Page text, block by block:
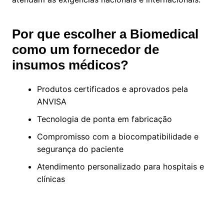
Por que escolher a Biomedical
como um fornecedor de
insumos médicos?
Produtos certificados e aprovados pela
ANVISA
Tecnologia de ponta em fabricação
Compromisso com a biocompatibilidade e
segurança do paciente
Atendimento personalizado para hospitais e
clínicas